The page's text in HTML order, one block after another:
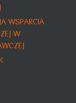
WSPARCIA
W